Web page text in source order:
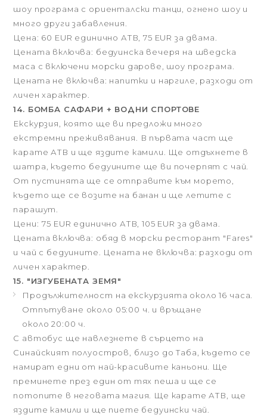
шоу програма с ориенталски танци, огнено шоу и
много други забавления.
Цена: 60 EUR единично АТВ, 75 EUR за двама.
Цената включва: бедуинска вечеря на шведска
маса с включени морски дарове, шоу програма.
Цената не включва: напитки и наргиле, разходи от
личен характер.
14. БОМБА САФАРИ + ВОДНИ СПОРТОВЕ
Екскурзия, която ще ви предложи много
екстремни преживявания. В първата част ще
карате АТВ и ще яздите камили. Ще отдъхнете в
шатра, където бедуините ще ви почерпят с чай.
От пустинята ще се отправите към морето,
където ще се возите на банан и ще летите с
парашут.
Цени: 75 EUR единично АТВ, 105 EUR за двама.
Цената включва: обяд в морски ресторант "Fares"
и чай с бедуините. Цената не включва: разходи от
личен характер.
15. "ИЗГУБЕНАТА ЗЕМЯ"
Продължителност на екскурзията около 16 часа.
Отпътуване около 05:00 ч. и връщане
около 20:00 ч.
С автобус ще навлезнете в сърцето на
Синайският полуостров, близо до Таба, където се
намират едни от най-красивите каньони. Ще
преминете през един от тях пеша и ще се
потопите в неговата магия. Ще карате АТВ, ще
яздите камили и ще пиете бедуински чай.